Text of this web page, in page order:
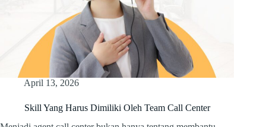
April 13, 2026
Skill Yang Harus Dimiliki Oleh Team Call Center